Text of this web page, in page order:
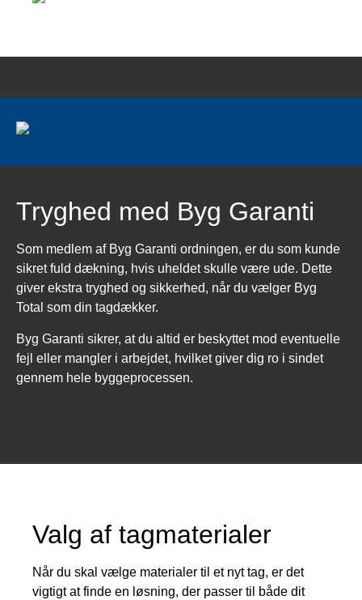
Tryghed med Byg Garanti
Som medlem af Byg Garanti ordningen, er du som kunde
sikret fuld dækning, hvis uheldet skulle være ude. Dette
giver ekstra tryghed og sikkerhed, når du vælger Byg
Total som din tagdækker.
Byg Garanti sikrer, at du altid er beskyttet mod eventuelle
fejl eller mangler i arbejdet, hvilket giver dig ro i sindet
gennem hele byggeprocessen.
Valg af tagmaterialer
Når du skal vælge materialer til et nyt tag, er det
vigtigt at finde en løsning, der passer til både dit